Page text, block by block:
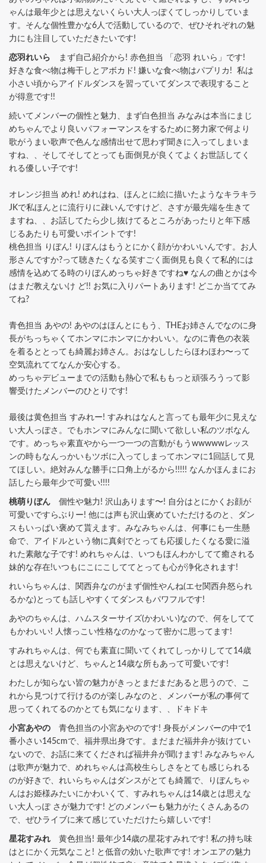
ゃんは最年少とは思えないくらい大人っぽくてしっかりしていま
す。そんな個性豊かな6人で活動しているので、ぜひそれぞれの魅
力にも注目していただきたいです!
恋羽れいら
まず自己紹介から! 赤色担当 「恋羽 れいら」です!
好きな食べ物は梅干しとアボカド! 嫌いな食べ物はパプリカ! 私は
小さい頃からアイドルダンスを習っていてダンスで表現すること
が得意です!!
続いてメンバーの個性と魅力、まず白色担当 みなみは本当にまじ
めちゃんでより良いパフォーマンスをするために努力家で何より
歌がうまい歌声で色んな感情出せて思わず聞きに入ってしまいま
すね、、そしてそしてとっても面倒見が良くてよくお世話してく
れる優しい子です!
オレンジ担当 めれ! めれはね、ほんとに絵に描いたようなキラキラ
JKで私ほんとに流行りに疎いんですけど、さすが最先端を生きて
ますね、、お話してたら少し抜けてるところがあったりと年下感
じるあたりも可愛いポイントです!
桃色担当 りぼん! りぼんはもうとにかく顔がかわいいんです。お人
形さんですか?って聴きたくなる笑すごく面倒見も良くて私的には
感情を込めてる時のりぼんめっちゃ好きですね♥ なんの曲とかは今
はまだ教えないけ ど!! お気に入りパートあります! どこか当ててみ
てね?
青色担当 あやの! あやのはほんとにもう、THEお姉さんでなのに身
長がちっちゃくてホンマにホンマにかわいい。なのに青色の衣装
を着るととっても綺麗お姉さん。おはなししたらほわほわ〜って
空気流れててなんか安心する。
めっちゃデビューまでの活動も熱心で私ももっと頑張ろうって影
響受けたメンバーのひとりです!
最後は黄色担当 すみれー! すみれはなんと言っても最年少に見えな
い大人っぽさ。でもホンマにみんなに聞いて欲しい私のツボなん
です。めっちゃ素直やから一つ一つの言動がもうwwwwwレッス
ンの時もなんっかいもツボに入ってしまってホンマに1回話して見
てほしい。絶対みんな勝手に口角上がるから!!!!! なんかほんまにお
話したら最年少で可愛い!!!!
桃萌りぼん 個性や魅力! 沢山あります〜! 自分はとにかくお顔が
可愛いですらぶりー! 他には声も沢山褒めていただけるのと、ダン
スもいっぱい褒めて貰えます。みなみちゃんは、何事にも一生懸
命で、アイドルという物に真剣でとっても応援したくなる愛に溢
れた素敵な子です! めれちゃんは、いつもほんわかしてて癒される
妹的な存在!いつもにこにこしててとっても心が浄化されます!
れいらちゃんは、関西弁なのがまず個性やんね(エセ関西弁怒られ
るかな)とっても話しやすくてダンスもパワフルです!
あやのちゃんは、ハムスターサイズ(かわいい)なので、何をしてて
もかわいい! 人懐っこい性格なのかなって密かに思ってます!
すみれちゃんは、何でも素直に聞いてくれてしっかりしてて14歳
とは思えないけど、ちゃんと14歳な所もあって可愛いです!
わたしが知らない皆の魅力がきっとまだまだあると思うので、こ
れから見つけて行けるのが楽しみなのと、メンバーが私の事何て
思ってくれてるのかとても気になります、、ドキドキ
小宮あやの 青色担当の小宮あやのです! 身長がメンバーの中で1
番小さい145cmで、福井県出身です。まだまだ福井弁が抜けてい
ないので、お話に来てくだされば福井弁が聞けます! みなみちゃん
は歌声が魅力で、めれちゃんは高校生らしさをとても感じられる
のが好きで、れいらちゃんはダンスがとても綺麗で、りぼんちゃ
んはお姫様みたいにかわいくて、すみれちゃんは14歳とは思えな
い大人っぽ さが魅力です! どのメンバーも魅力がたくさんあるの
で、ぜひライブに来て感じていただけたら嬉しいです!
星花すみれ 黄色担当! 最年少14歳の星花すみれです! 私の持ち味
はとにかく元気なこと! と低音の効いた歌声です! オンエアの魅力